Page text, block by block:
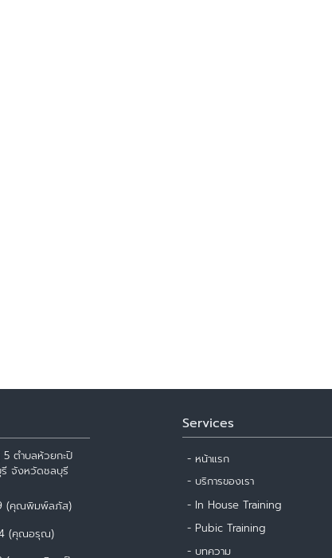
ตำบลห้วยกะปิ
รี จังหวัดชลบุรี
(คุณพิมพ์ลภัส)
(คุณอรุณ)
Services
- หน้าแรก
- บริการของเรา
- In House Training
- Pubic Training
- บทความ